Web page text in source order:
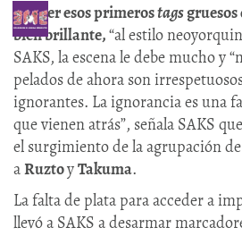
y hacer esos primerostags
bien brillante,“al estilo
SAKS, la escena le debe mucho y
pelados de ahora son
ignorantes. La ignorancia es una
que vienen atrás”, señala SAKS
el surgimiento de la agrupación
aRuztoyTakuma.
La falta de plata para acceder a
llevó a SAKS a desarmar